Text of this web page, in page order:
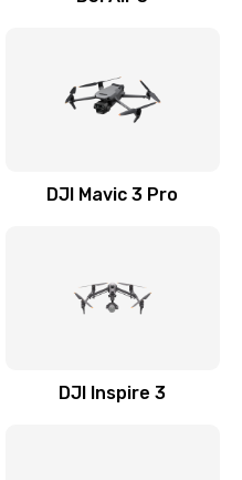
DJI Mavic 3 Pro
DJI Inspire 3